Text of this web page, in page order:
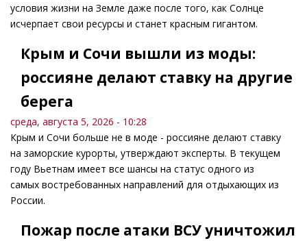
условия жизни на Земле даже после того, как Солнце
исчерпает свои ресурсы и станет красным гигантом.
Крым и Сочи вышли из моды:
россияне делают ставку на другие
берега
среда, августа 5, 2026 - 10:28
Крым и Сочи больше не в моде - россияне делают ставку
на заморские курорты, утверждают эксперты. В текущем
году Вьетнам имеет все шансы на статус одного из
самых востребованных направлений для отдыхающих из
России.
Пожар после атаки ВСУ уничтожил